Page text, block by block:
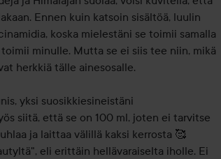
Ennen kuin katsoin sisältöä, luulin
koska mielestäni se toimii samalla
minulle. Mutta se ei siis tee niin, mikä
herkkiä tälle ainesosalle.
yksi suosikkiesineistäni
siitä, että se on 100 ml, joten ei tarvitse
ja laittaa välillä kaksi kerrosta 🥰
eli erittäin hellävaraiselta iholle. Ei